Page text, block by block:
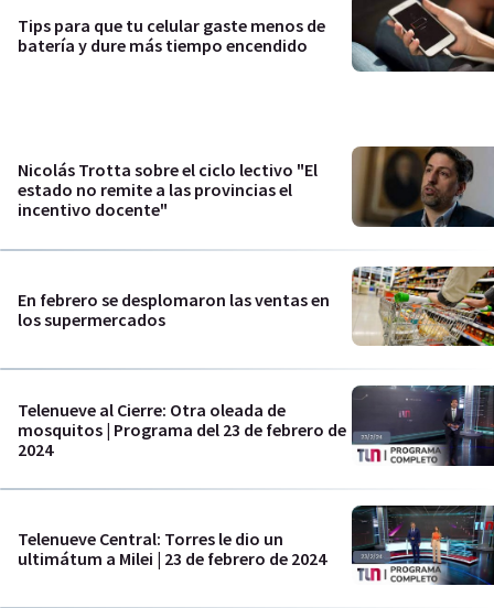
Tips para que tu celular gaste menos de
batería y dure más tiempo encendido
Nicolás Trotta sobre el ciclo lectivo "El
estado no remite a las provincias el
incentivo docente"
En febrero se desplomaron las ventas en
los supermercados
Telenueve al Cierre: Otra oleada de
mosquitos | Programa del 23 de febrero de
2024
Telenueve Central: Torres le dio un
ultimátum a Milei | 23 de febrero de 2024